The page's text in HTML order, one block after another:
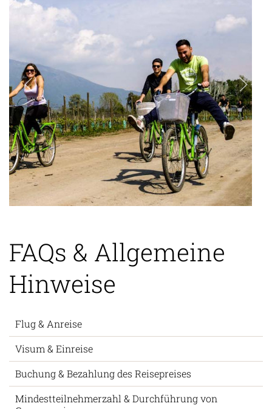
FAQs & Allgemeine
Hinweise
Flug & Anreise
Visum & Einreise
Buchung & Bezahlung des Reisepreises
Mindestteilnehmerzahl & Durchführung von